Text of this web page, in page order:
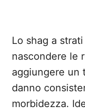
Lo shag a
nascondere le
aggiungere un
danno
morbidezza.